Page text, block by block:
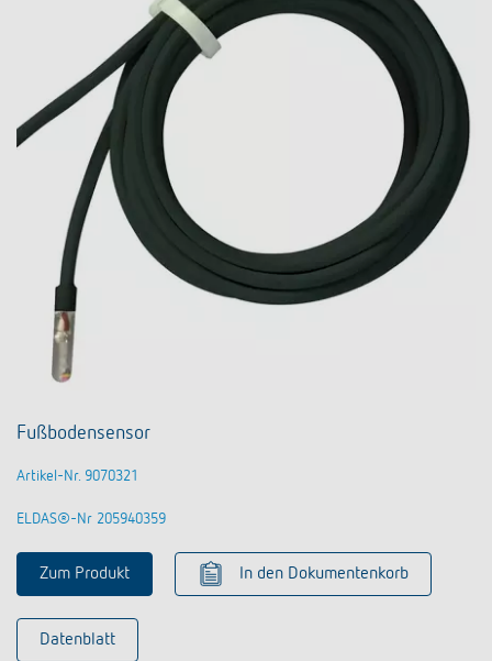
Fußbodensensor
Artikel-Nr. 9070321
ELDAS®-Nr 205940359
Zum Produkt In den Dokumentenkorb
Datenblatt